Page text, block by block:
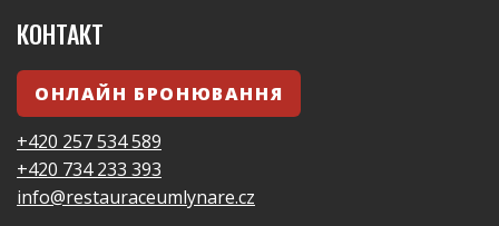
КОНТАКТ
ОНЛАЙН БРОНЮВАННЯ
+420 257 534 589
+420 734 233 393
info@restauraceumlynare.cz